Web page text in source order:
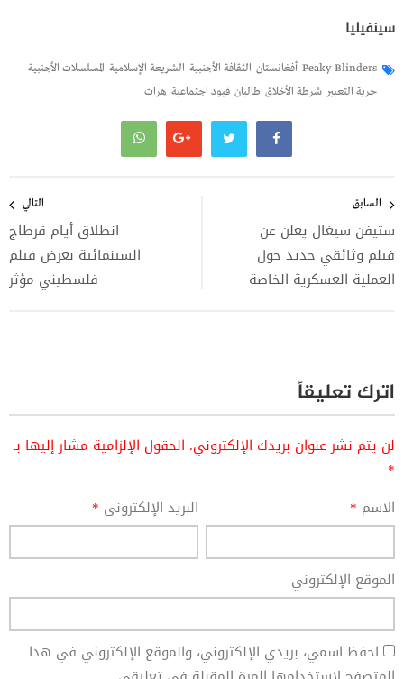
سينفيليا
Peaky Blinders أفغانستان الثقافة الأجنبية الشريعة الإسلامية المسلسلات الأجنبية
حرية التعبير شرطة الأخلاق طالبان قيود اجتماعية هرات
المقالات
السابق
ستيفن سيغال يعلن عن
فيلم وثائقي جديد حول
العملية العسكرية الخاصة
التالي
انطلاق أيام قرطاج
السينمائية بعرض فيلم
فلسطيني مؤثر
اترك تعليقاً
لن يتم نشر عنوان بريدك الإلكتروني. الحقول الإلزامية مشار إليها بـ
*
الاسم * البريد الإلكتروني *
الموقع الإلكتروني
احفظ اسمي، بريدي الإلكتروني، والموقع الإلكتروني في هذا